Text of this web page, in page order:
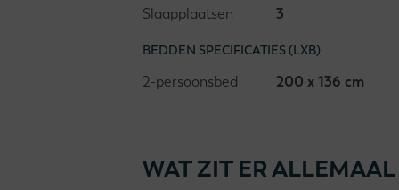
Slaapplaatsen 3
BEDDEN SPECIFICATIES (LXB)
2-persoonsbed 200 x 136 cm
WAT ZIT ER